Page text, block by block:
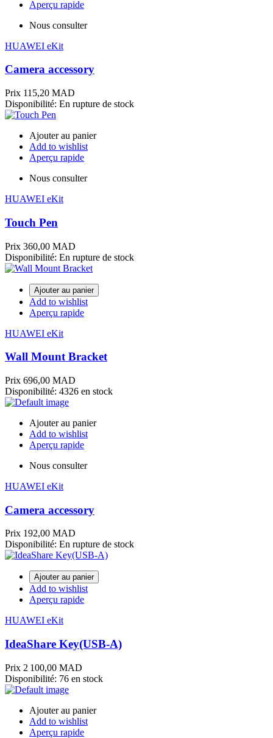
Aperçu rapide
Nous consulter
HUAWEI eKit
Camera accessory
Prix 115,20 MAD
Disponibilité: En rupture de stock
Ajouter au panier
Add to wishlist
Aperçu rapide
Nous consulter
HUAWEI eKit
Touch Pen
Prix 360,00 MAD
Disponibilité: En rupture de stock
Ajouter au panier
Add to wishlist
Aperçu rapide
HUAWEI eKit
Wall Mount Bracket
Prix 696,00 MAD
Disponibilité: 4326 en stock
Ajouter au panier
Add to wishlist
Aperçu rapide
Nous consulter
HUAWEI eKit
Camera accessory
Prix 192,00 MAD
Disponibilité: En rupture de stock
Ajouter au panier
Add to wishlist
Aperçu rapide
HUAWEI eKit
IdeaShare Key(USB-A)
Prix 2 100,00 MAD
Disponibilité: 76 en stock
Ajouter au panier
Add to wishlist
Aperçu rapide